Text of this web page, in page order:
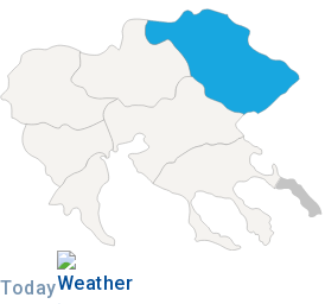
Today